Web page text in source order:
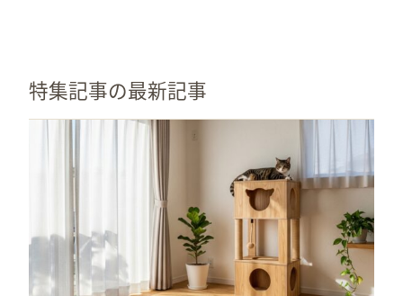
特集記事の最新記事